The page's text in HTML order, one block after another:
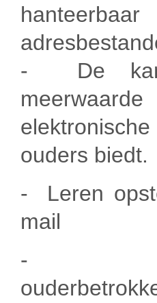
- De
ouders biedt.
- Leren
mail
- Een